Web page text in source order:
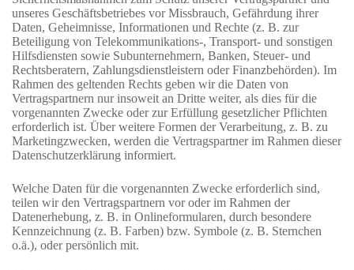
unseres Geschäftsbetriebes vor Missbrauch, Gefährdung ihrer
Daten, Geheimnisse, Informationen und Rechte (z. B. zur
Beteiligung von Telekommunikations-, Transport- und sonstigen
Hilfsdiensten sowie Subunternehmern, Banken, Steuer- und
Rechtsberatern, Zahlungsdienstleistern oder Finanzbehörden). Im
Rahmen des geltenden Rechts geben wir die Daten von
Vertragspartnern nur insoweit an Dritte weiter, als dies für die
vorgenannten Zwecke oder zur Erfüllung gesetzlicher Pflichten
erforderlich ist. Über weitere Formen der Verarbeitung, z. B. zu
Marketingzwecken, werden die Vertragspartner im Rahmen dieser
Datenschutzerklärung informiert.
Welche Daten für die vorgenannten Zwecke erforderlich sind,
teilen wir den Vertragspartnern vor oder im Rahmen der
Datenerhebung, z. B. in Onlineformularen, durch besondere
Kennzeichnung (z. B. Farben) bzw. Symbole (z. B. Sternchen
o.ä.), oder persönlich mit.